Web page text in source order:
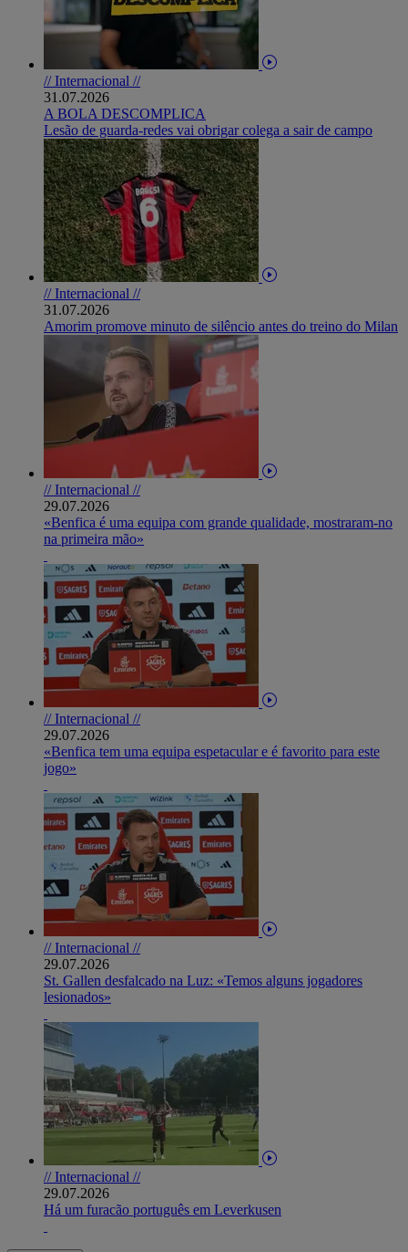
// Internacional //
31.07.2026
A BOLA DESCOMPLICA
Lesão de guarda-redes vai obrigar colega a sair de campo
// Internacional //
31.07.2026
Amorim promove minuto de silêncio antes do treino do Milan
// Internacional //
29.07.2026
«Benfica é uma equipa com grande qualidade, mostraram-no
na primeira mão»
// Internacional //
29.07.2026
«Benfica tem uma equipa espetacular e é favorito para este
jogo»
// Internacional //
29.07.2026
St. Gallen desfalcado na Luz: «Temos alguns jogadores
lesionados»
// Internacional //
29.07.2026
Há um furacão português em Leverkusen